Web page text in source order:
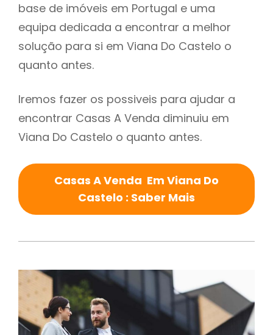
base de imóveis em Portugal e uma
equipa dedicada a encontrar a melhor
solução para si em Viana Do Castelo o
quanto antes.
Iremos fazer os possiveis para ajudar a
encontrar Casas A Venda diminuiu em
Viana Do Castelo o quanto antes.
Casas A Venda Em Viana Do
Castelo : Saber Mais